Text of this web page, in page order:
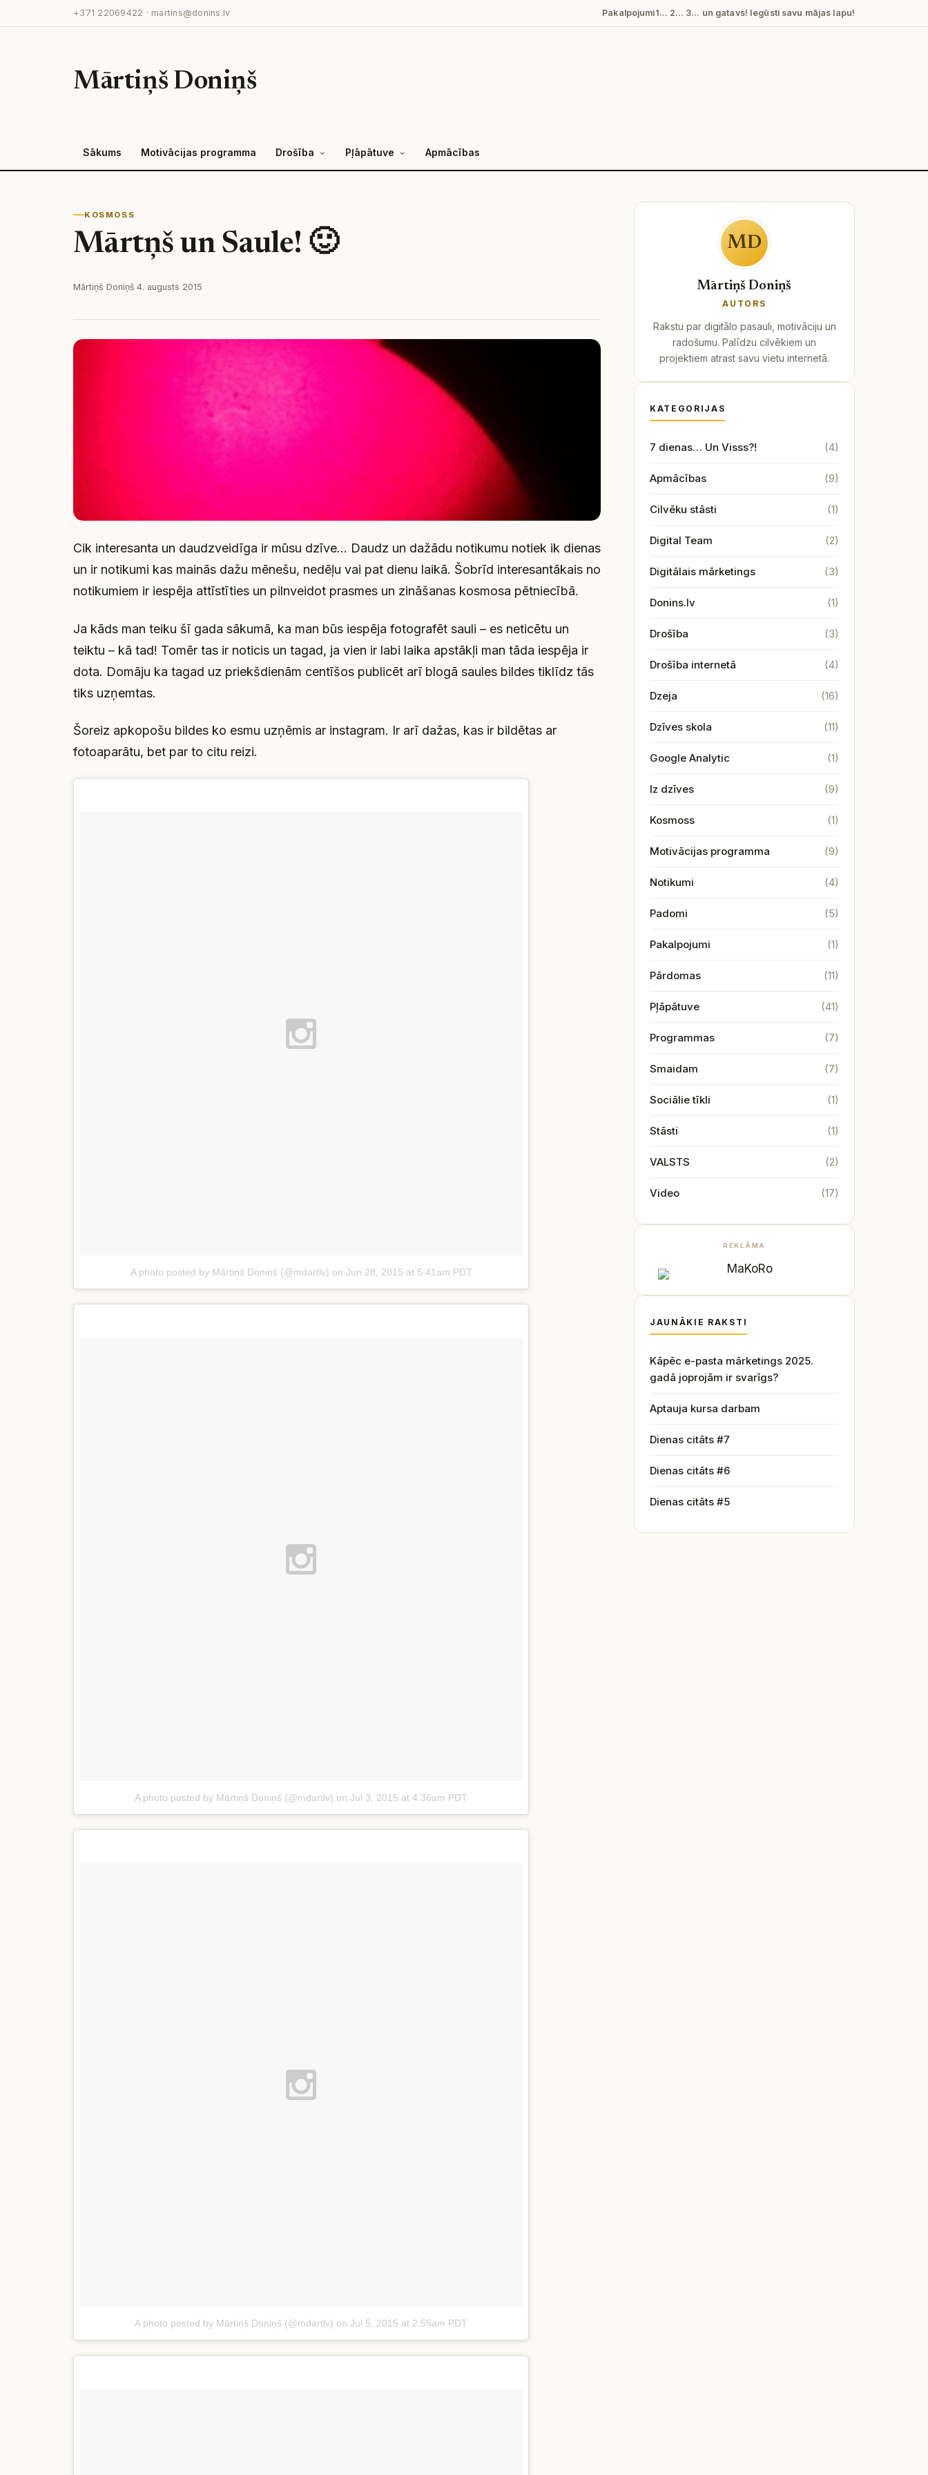
uz
+371 22069422 · martins@donins.lv Pakalpojumi1… 2… 3… un gatavs! Iegūsti savu mājas lapu!
Mārtiņš Doniņš
Sākums Motivācijas programma Drošība Pļāpātuve Apmācības
KOSMOSS
Mārtņš un Saule! 🙂
Mārtiņš Doniņš·4. augusts 2015
Cik interesanta un daudzveidīga ir mūsu dzīve… Daudz un dažādu notikumu notiek ik dienas
un ir notikumi kas mainās dažu mēnešu, nedēļu vai pat dienu laikā. Šobrīd interesantākais no
notikumiem ir iespēja attīstīties un pilnveidot prasmes un zināšanas kosmosa pētniecībā.
Ja kāds man teiku šī gada sākumā, ka man būs iespēja fotografēt sauli – es neticētu un
teiktu – kā tad! Tomēr tas ir noticis un tagad, ja vien ir labi laika apstākļi man tāda iespēja ir
dota. Domāju ka tagad uz priekšdienām centīšos publicēt arī blogā saules bildes tiklīdz tās
tiks uzņemtas.
Šoreiz apkopošu bildes ko esmu uzņēmis ar instagram. Ir arī dažas, kas ir bildētas ar
fotoaparātu, bet par to citu reizi.
A photo posted by Mārtiņš Doniņš (@mdartlv) on Jun 28, 2015 at 5:41am PDT
A photo posted by Mārtiņš Doniņš (@mdartlv) on Jul 3, 2015 at 4:36am PDT
A photo posted by Mārtiņš Doniņš (@mdartlv) on Jul 5, 2015 at 2:55am PDT
MD
Mārtiņš Doniņš
AUTORS
Rakstu par digitālo pasauli, motivāciju un
radošumu. Palīdzu cilvēkiem un
projektiem atrast savu vietu internetā.
KATEGORIJAS
7 dienas… Un Visss?! (4)
Apmācības (9)
Cilvēku stāsti (1)
Digital Team (2)
Digitālais mārketings (3)
Donins.lv (1)
Drošība (3)
Drošība internetā (4)
Dzeja (16)
Dzīves skola (11)
Google Analytic (1)
Iz dzīves (9)
Kosmoss (1)
Motivācijas programma (9)
Notikumi (4)
Padomi (5)
Pakalpojumi (1)
Pārdomas (11)
Pļāpātuve (41)
Programmas (7)
Smaidam (7)
Sociālie tīkli (1)
Stāsti (1)
VALSTS (2)
Video (17)
REKLĀMA
JAUNĀKIE RAKSTI
Kāpēc e-pasta mārketings 2025.
gadā joprojām ir svarīgs?
Aptauja kursa darbam
Dienas citāts #7
Dienas citāts #6
Dienas citāts #5